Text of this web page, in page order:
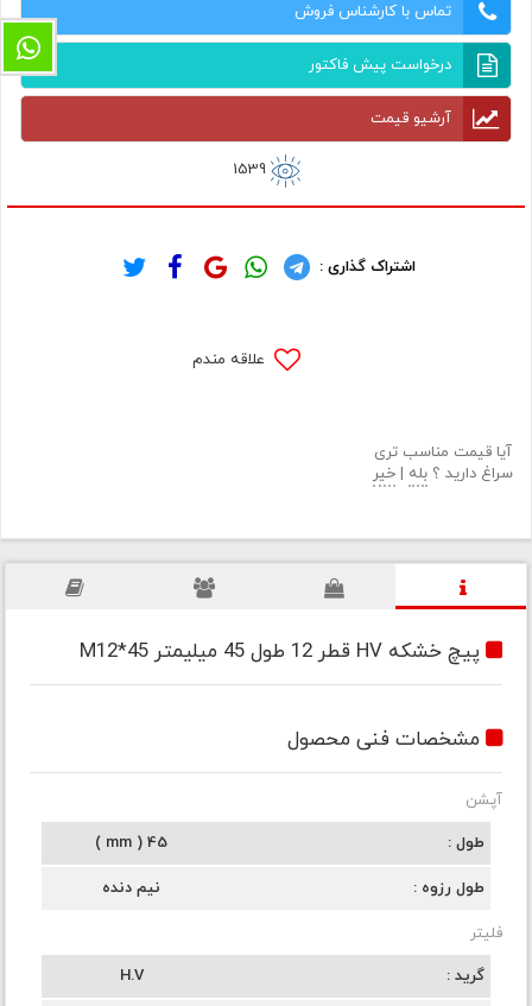
تماس با کارشناس فروش
درخواست پیش فاکتور
آرشیو قیمت
1539
اشتراک گذاری :
علاقه مندم
آیا قیمت مناسب تری
سراغ دارید ؟ بله | خیر
پیچ خشکه HV قطر 12 طول 45 میلیمتر M12*45
مشخصات فنی محصول
آپشن
طول
45 ( mm )
طول رزوه نیم دنده
فلیتر
گرید
H.V